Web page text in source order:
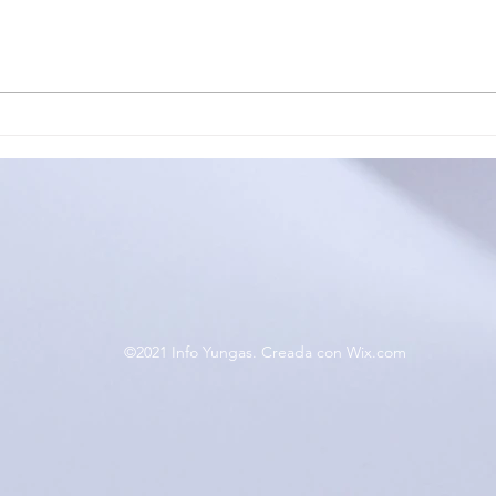
CARMEN
©2021 Info Yungas. Creada con Wix.com